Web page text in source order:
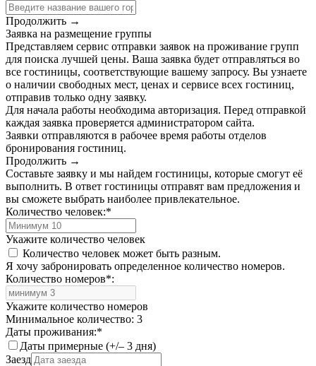
Продолжить →
Заявка на размещение группы
Представляем сервис отправки заявок на проживание групп
для поиска лучшей цены. Ваша заявка будет отправляться во
все гостиницы, соответствующие вашему запросу. Вы узнаете
о наличии свободных мест, ценах и сервисе всех гостиниц,
отправив только одну заявку.
Для начала работы необходима авторизация. Перед отправкой
каждая заявка проверяется администратором сайта.
Заявки отправляются в рабочее время работы отделов
бронирования гостиниц.
Продолжить →
Составьте заявку и мы найдем гостиницы, которые смогут её
выполнить. В ответ гостиницы отправят вам предложения и
вы сможете выбрать наиболее привлекательное.
Количество человек:*
Укажите количество человек
Количество человек может быть разным.
Я хочу забронировать определенное количество номеров.
Количество номеров*:
Укажите количество номеров
Минимальное количество: 3
Даты проживания:*
Даты примерные (+/– 3 дня)
Заезд